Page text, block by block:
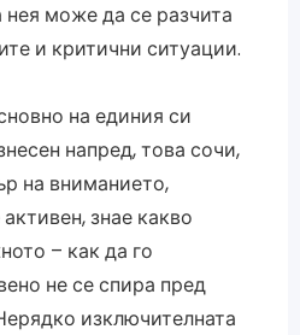
може да се разчита
и критични ситуации.
на единия си
напред, това сочи,
на вниманието,
знае какво
– как да го
не се спира пред
изключителната